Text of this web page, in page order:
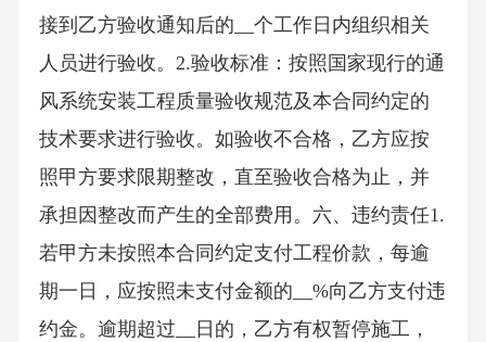
接到乙方验收通知后的__个工作日内组织相关
人员进行验收。2.验收标准：按照国家现行的通
风系统安装工程质量验收规范及本合同约定的
技术要求进行验收。如验收不合格，乙方应按
照甲方要求限期整改，直至验收合格为止，并
承担因整改而产生的全部费用。六、违约责任1.
若甲方未按照本合同约定支付工程价款，每逾
期一日，应按照未支付金额的__%向乙方支付违
约金。逾期超过__日的，乙方有权暂停施工，